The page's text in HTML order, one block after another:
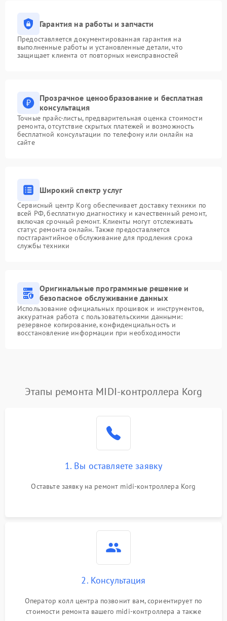
Гарантия на работы и запчасти
Предоставляется документированная гарантия на
выполненные работы и установленные детали, что
защищает клиента от повторных неисправностей
Прозрачное ценообразование и бесплатная
консультация
Точные прайс-листы, предварительная оценка стоимости
ремонта, отсутствие скрытых платежей и возможность
бесплатной консультации по телефону или онлайн на
сайте
Широкий спектр услуг
Сервисный центр Korg обеспечивает доставку техники по
всей РФ, бесплатную диагностику и качественный ремонт,
включая срочный ремонт. Клиенты могут отслеживать
статус ремонта онлайн. Также предоставляется
постгарантийное обслуживание для продления срока
службы техники
Оригинальные программные решение и
безопасное обслуживание данных
Использование официальных прошивок и инструментов,
аккуратная работа с пользовательскими данными:
резервное копирование, конфиденциальность и
восстановление информации при необходимости
Этапы ремонта MIDI-контроллера Korg
1. Вы оставляете заявку
Оставьте заявку на ремонт midi-контроллера Korg
2. Консультация
Оператор колл центра позвонит вам, сориентирует по
стоимости ремонта вашего midi-контроллера а также